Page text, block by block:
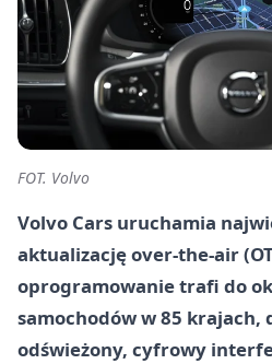
FOT. Volvo
Volvo Cars uruchamia
aktualizację over-the-air
oprogramowanie trafi do
samochodów w 85 krajach,
odświeżony, cyfrowy